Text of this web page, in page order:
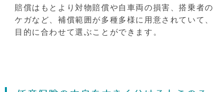
賠償はもとより対物賠償や自車両の損害、搭乗者の
ケガなど、補償範囲が多種多様に用意されていて、
目的に合わせて選ぶことができます。